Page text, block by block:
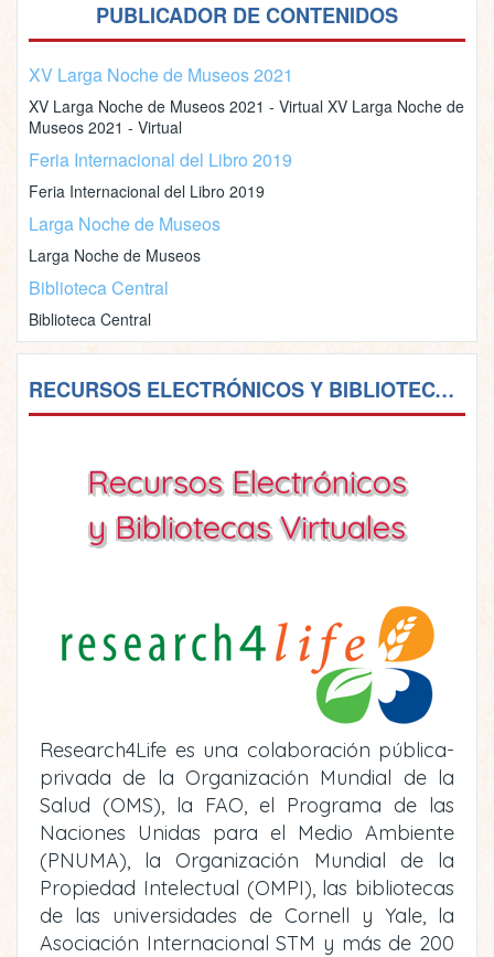
PUBLICADOR DE CONTENIDOS
XV Larga Noche de Museos 2021
XV Larga Noche de Museos 2021 - Virtual XV Larga Noche de
Museos 2021 - Virtual
Feria Internacional del Libro 2019
Feria Internacional del Libro 2019
Larga Noche de Museos
Larga Noche de Museos
Biblioteca Central
Biblioteca Central
RECURSOS ELECTRÓNICOS Y BIBLIOTECAS VIRTUALES
Recursos Electrónicos
y Bibliotecas Virtuales
Research4Life es una colaboración pública-
privada de la Organización Mundial de la
Salud (OMS), la FAO, el Programa de las
Naciones Unidas para el Medio Ambiente
(PNUMA), la Organización Mundial de la
Propiedad Intelectual (OMPI), las bibliotecas
de las universidades de Cornell y Yale, la
Asociación Internacional STM y más de 200